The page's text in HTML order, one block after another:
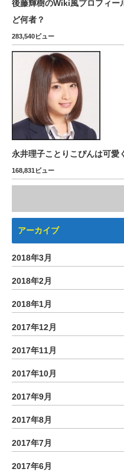
後藤輝樹のWiki風プロフィー
ど何者？
283,540ビュー
永井理子ことりこぴんは可愛
168,831ビュー
アーカイブ
2018年3月
2018年2月
2018年1月
2017年12月
2017年11月
2017年10月
2017年9月
2017年8月
2017年7月
2017年6月